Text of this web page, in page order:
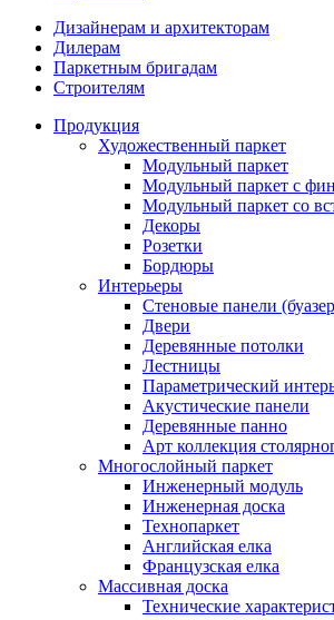
Дизайнерам и архитекторам
Дилерам
Паркетным бригадам
Строителям
Продукция
Художественный паркет
Модульный паркет
Модульный паркет с
Модульный паркет со
Декоры
Розетки
Бордюры
Интерьеры
Стеновые панели
Двери
Деревянные потолки
Лестницы
Параметрический
Акустические панели
Деревянные панно
Арт коллекция
Многослойный паркет
Инженерный модуль
Инженерная доска
Технопаркет
Английская елка
Французская елка
Массивная доска
Технические